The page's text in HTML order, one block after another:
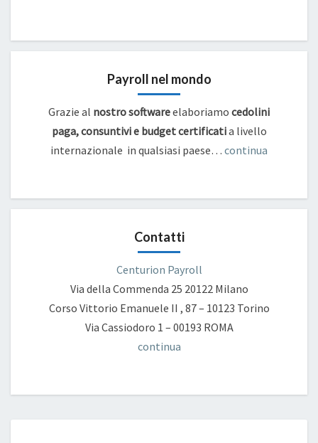
Payroll nel mondo
Grazie al nostro softwareelaboriamo cedolini
paga, consuntivi e budget certificatia livello
internazionale in qualsiasi paese… continua
Contatti
Centurion Payroll
Via della Commenda 25 20122 Milano
Corso Vittorio Emanuele II , 87 – 10123 Torino
Via Cassiodoro 1 – 00193 ROMA
continua